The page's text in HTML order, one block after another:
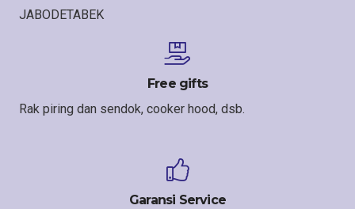
JABODETABEK
Free gifts
Rak piring dan sendok, cooker hood, dsb.
Garansi Service